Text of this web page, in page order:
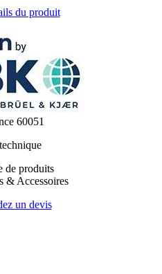
du produit
60051
de produits
& Accessoires
un devis